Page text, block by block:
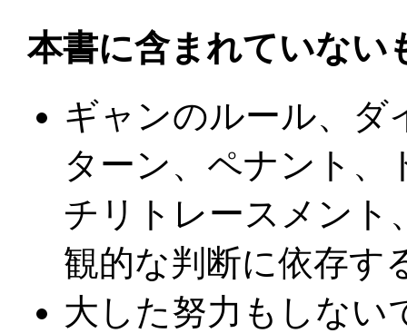
本書に含まれていない
ギャンのルール、ダ
ターン、ペナント、
チリトレースメント
観的な判断に依存す
大した努力もしない